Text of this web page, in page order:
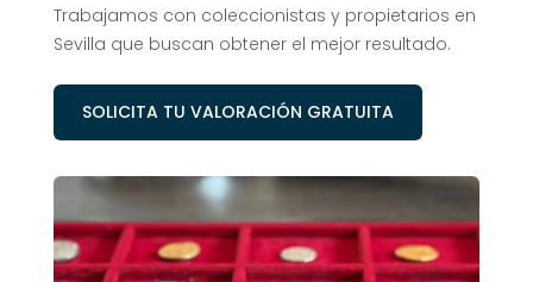
Trabajamos con coleccionistas y propietarios en
Sevilla que buscan obtener el mejor resultado.
SOLICITA TU VALORACIÓN GRATUITA